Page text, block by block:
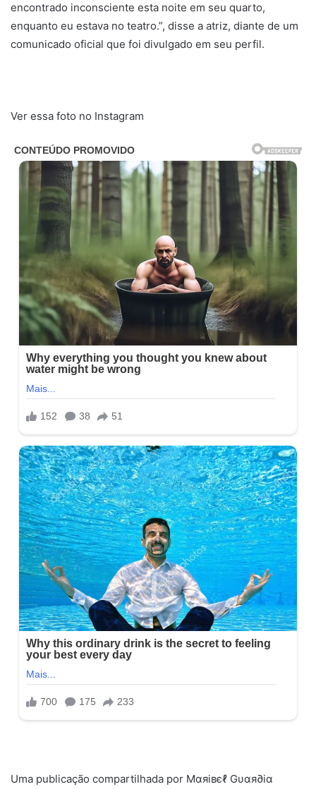
encontrado inconsciente esta noite em seu quarto,
enquanto eu estava no teatro.”, disse a atriz, diante de um
comunicado oficial que foi divulgado em seu perfil.
Ver essa foto no Instagram
Uma publicação compartilhada por Mαяiвєℓ Gυαя∂iα